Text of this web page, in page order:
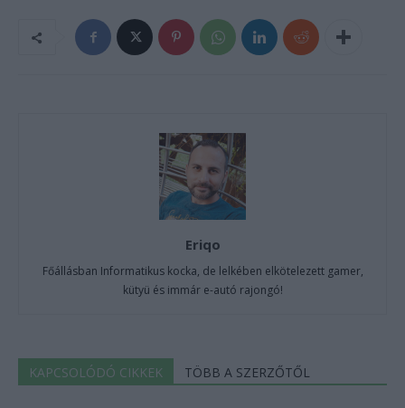
Eriqo
Főállásban Informatikus kocka, de lelkében elkötelezett gamer,
kütyü és immár e-autó rajongó!
KAPCSOLÓDÓ CIKKEK TÖBB A SZERZŐTŐL